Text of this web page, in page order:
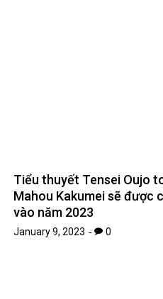
Tiểu thuyết Tensei Oujo
Mahou Kakumei sẽ được
vào năm 2023
January 9, 2023 0